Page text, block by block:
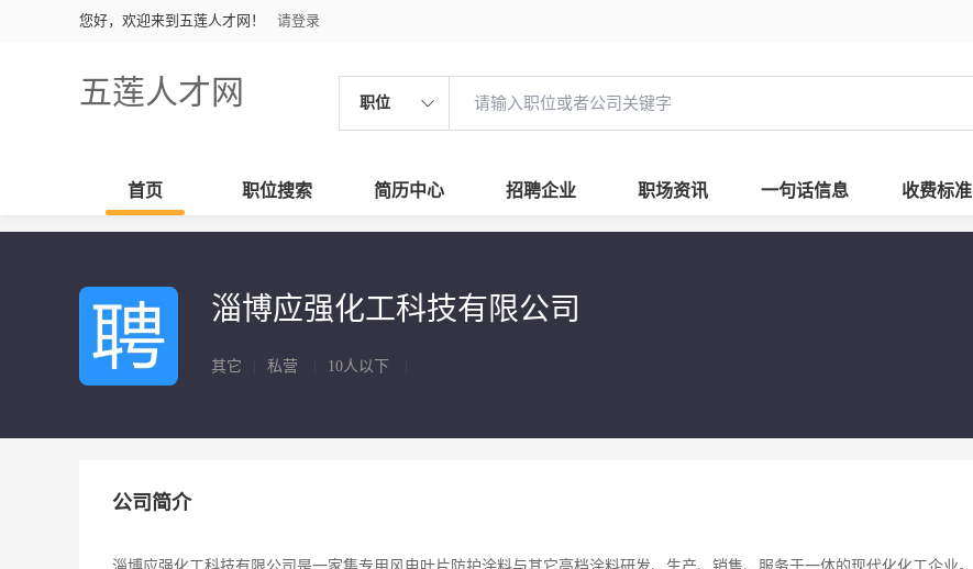
您好，欢迎来到五莲人才网！ 请登录
五莲人才网 职位
首页 职位搜索 简历中心 招聘企业 职场资讯 一句话信息 收费标准
淄博应强化工科技有限公司
其它 私营 10人以下
公司简介